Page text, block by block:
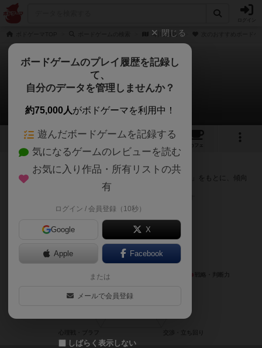
耳川の戦い
耳川の戦い
次のおすすめボードゲーム
2 1
カフェ
『耳川の戦い』が好きな方へのおすすめ
このゲームのトップページで投票された「プレイ感の評価」をもとに、傾向
が近いボードゲームをランキング形式で紹介します。
閉じる
ボードゲームのプレイ履歴を記録し
て、
自分のデータを管理しませんか？
約75,000人がボドゲーマを利用中！
遊んだボードゲームを記録する
気になるゲームのレビューを読む
お気に入り作品・所有リストの共
有
ログイン / 会員登録（10秒）
Google X
Apple Facebook
または
メールで会員登録
しばらく表示しない